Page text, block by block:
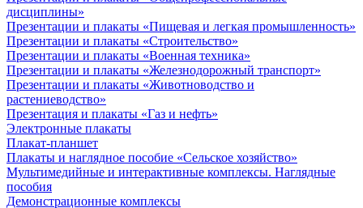
дисциплины»
Презентации и плакаты «Пищевая и легкая промышленность»
Презентации и плакаты «Строительство»
Презентации и плакаты «Военная техника»
Презентации и плакаты «Железнодорожный транспорт»
Презентации и плакаты «Животноводство и
растениеводство»
Презентация и плакаты «Газ и нефть»
Электронные плакаты
Плакат-планшет
Плакаты и наглядное пособие «Сельское хозяйство»
Мультимедийные и интерактивные комплексы. Наглядные
пособия
Демонстрационные комплексы